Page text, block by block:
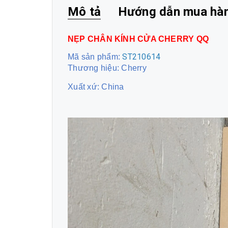
Mô tả Hướng dẫn mua
NẸP CHÂN KÍNH CỬA CHERRY QQ
Mã sản phẩm:ST210614
Thương hiệu: Cherry
Xuất xứ: China